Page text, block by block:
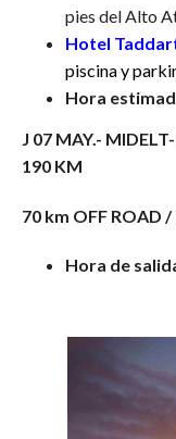
pies del Alto
Hotel
piscina y
Hora
J 07 MAY.-
190 KM
70 km OFF ROAD
Hora de